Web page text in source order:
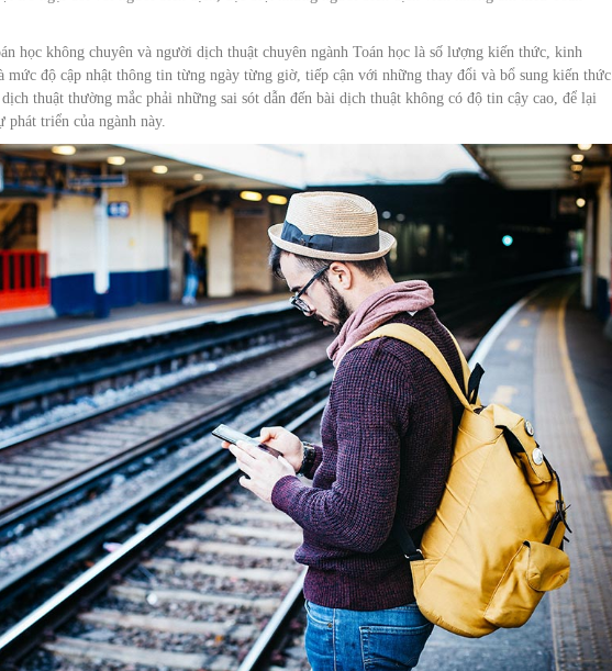
học không chuyên và người dịch thuật chuyên ngành Toán học là số lượng kiến thức, kinh
mức độ cập nhật thông tin từng ngày từng giờ, tiếp cận với những thay đổi và bổ sung kiến thức
thuật thường mắc phải những sai sót dẫn đến bài dịch thuật không có độ tin cậy cao, để lại
phát triển của ngành này.